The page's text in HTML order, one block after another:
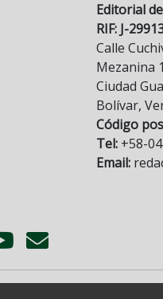
Editorial
RIF: J-
Calle
Mezanina
Ciudad
Bolívar,
Código
Tel: +58-
Email: